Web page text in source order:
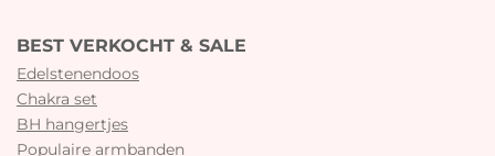
BEST VERKOCHT & SALE
Edelstenendoos
Chakra set
BH hangertjes
Populaire armbanden